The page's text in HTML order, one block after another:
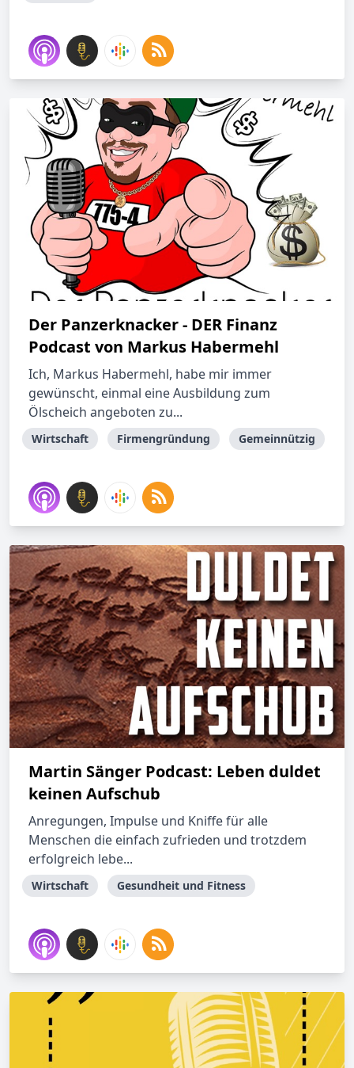
Der Panzerknacker - DER Finanz
Podcast von Markus Habermehl
Ich, Markus Habermehl, habe mir immer
gewünscht, einmal eine Ausbildung zum
Ölscheich angeboten zu...
Wirtschaft Firmengründung Gemeinnützig
Martin Sänger Podcast: Leben duldet
keinen Aufschub
Anregungen, Impulse und Kniffe für alle
Menschen die einfach zufrieden und trotzdem
erfolgreich lebe...
Wirtschaft Gesundheit und Fitness